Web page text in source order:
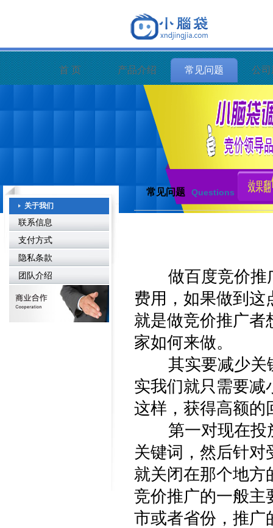
首 页 产品介绍 常见问题 公
关于我们
联系信息
支付方式
隐私条款
团队介绍
常见问题 Questions
做百度竞价推广
费用，如果做到这
就是做竞价推广者
家如何来做。
其实要减少关键
实我们就只需要减
这样，获得高额的
第一对现在投放
关键词，然后针对
就关闭在那个地方
竞价推广的一般主
市或者省份，推广